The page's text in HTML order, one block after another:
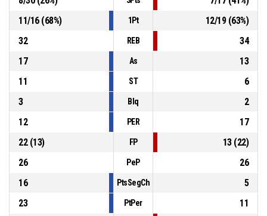
11/16(68%) 1Pt 12/19(63%)
32
REB
34
17
As
13
11
ST
6
3
Blq
2
12
PER
17
22(13) FP 13(22)
26
PeP
26
16
PtsSegCh
5
23
PtPer
11